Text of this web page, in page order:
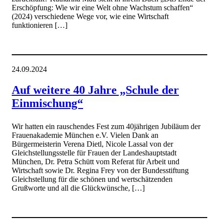
Erschöpfung: Wie wir eine Welt ohne Wachstum schaffen“
(2024) verschiedene Wege vor, wie eine Wirtschaft
funktionieren […]
24.09.2024
Auf weitere 40 Jahre „Schule der
Einmischung“
Wir hatten ein rauschendes Fest zum 40jährigen Jubiläum der
Frauenakademie München e.V. Vielen Dank an
Bürgermeisterin Verena Dietl, Nicole Lassal von der
Gleichstellungsstelle für Frauen der Landeshauptstadt
München, Dr. Petra Schütt vom Referat für Arbeit und
Wirtschaft sowie Dr. Regina Frey von der Bundesstiftung
Gleichstellung für die schönen und wertschätzenden
Grußworte und all die Glückwünsche, […]